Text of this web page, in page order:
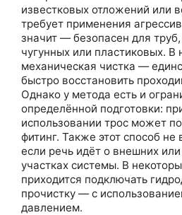
известковых отложений или
требует применения
значит — безопасен для
чугунных или пластиковых. В
механическая чистка —
быстро восстановить
Однако у метода есть и
определённой подготовки:
использовании трос может
фитинг. Также этот способ не
если речь идёт о внешних
участках системы. В
приходится подключать
прочистку — с
давлением.